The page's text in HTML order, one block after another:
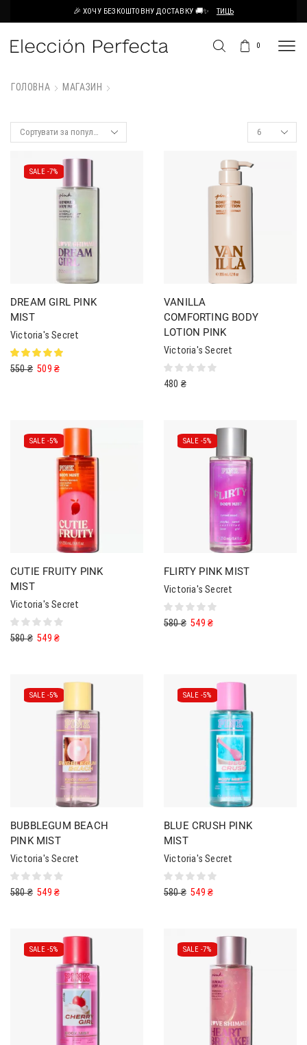
🎉 ХОЧУ БЕЗКОШТОВНУ ДОСТАВКУ 🚚✨ ТИЦЬ
0
ГОЛОВНА МАГАЗИН
SALE -7%
DREAM GIRL PINK
MIST
Victoria's Secret
550₴ 509₴
VANILLA
COMFORTING BODY
LOTION PINK
Victoria's Secret
480 ₴
SALE -5%
CUTIE FRUITY PINK
MIST
Victoria's Secret
580₴ 549₴
SALE -5%
FLIRTY PINK MIST
Victoria's Secret
580₴ 549₴
SALE -5%
BUBBLEGUM BEACH
PINK MIST
Victoria's Secret
580₴ 549₴
SALE -5%
BLUE CRUSH PINK
MIST
Victoria's Secret
580₴ 549₴
SALE -5% SALE -7%